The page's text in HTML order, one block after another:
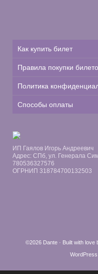
Как купить билет
Правила покупки
Политика
Способы оплаты
ИП Гаялов Игорь Андреевич
Адрес: СПб, ул. Генерала
780536327576
ОГРНИП 318784700132503
©2026 Dante · Built with love